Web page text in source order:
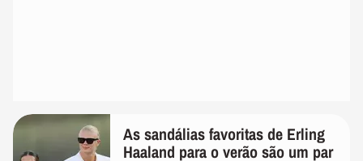
As sandálias favoritas de Erling
Haaland para o verão são um par